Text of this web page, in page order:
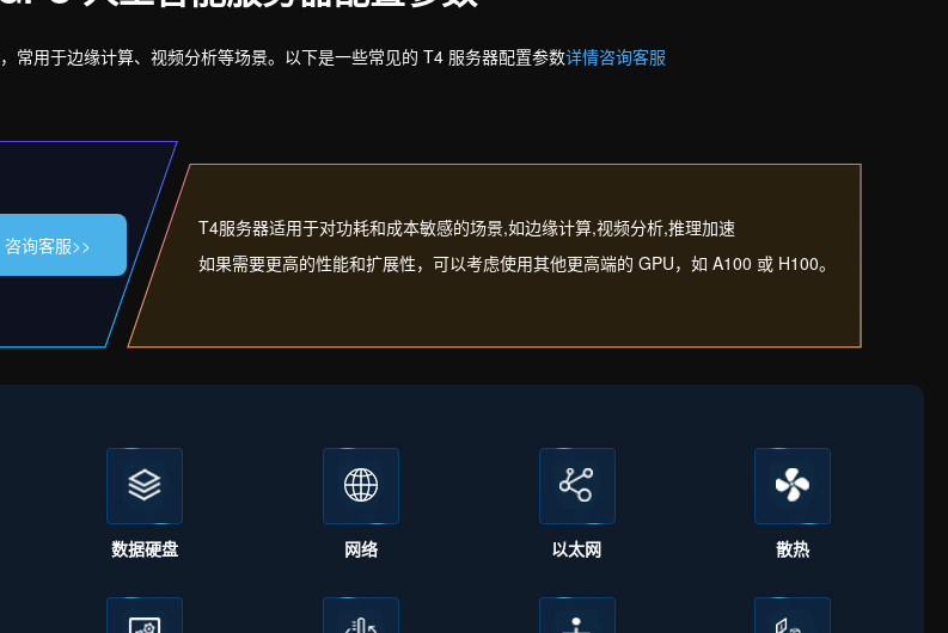
常用于边缘计算、视频分析等场景。以下是一些常见的 T4 服务器配置参数详情咨询客服
咨询客服>>
T4服务器适用于对功耗和成本敏感的场景,如边缘计算,视频分析,推理加速
如果需要更高的性能和扩展性，可以考虑使用其他更高端的 GPU，如 A100 或 H100。
数据硬盘 网络 以太网 散热